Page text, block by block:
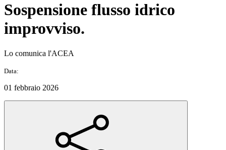
Sospensione flusso idrico
improvviso.
Lo comunica l'ACEA
Data:
01 febbraio 2026